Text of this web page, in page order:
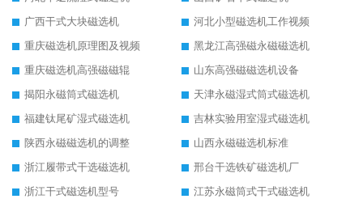
广西干式大块磁选机
河北小型磁选机工作视频
重庆磁选机原理图及视频
黑龙江高强磁永磁磁选机
重庆磁选机高强磁磁辊
山东高强磁磁选机设备
揭阳永磁筒式磁选机
天津永磁湿式筒式磁选机
福建钛尾矿湿式磁选机
吉林实验用室湿式磁选机
陕西永磁磁选机的调整
山西永磁磁选机标准
浙江履带式干选磁选机
邢台干选铁矿磁选机厂
浙江干式磁选机型号
江苏永磁筒式干式磁选机